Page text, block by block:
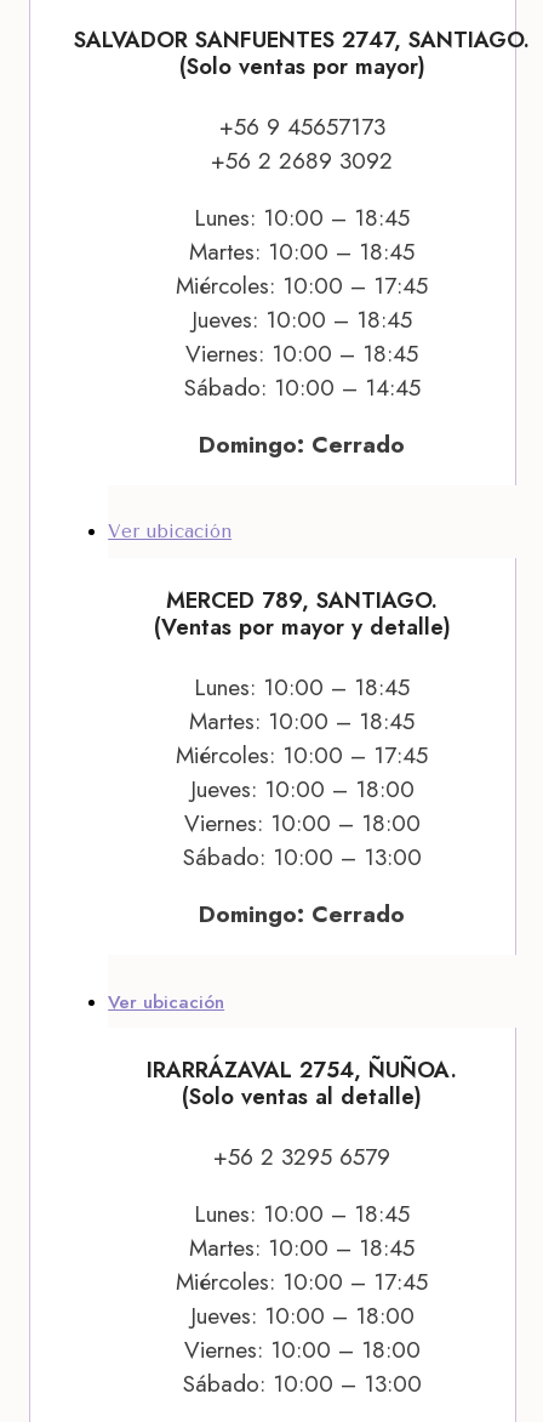
SALVADOR SANFUENTES 2747, SANTIAGO.
(Solo ventas por mayor)
+56 9 45657173
+56 2 2689 3092
Lunes: 10:00 – 18:45
Martes: 10:00 – 18:45
Miércoles: 10:00 – 17:45
Jueves: 10:00 – 18:45
Viernes: 10:00 – 18:45
Sábado: 10:00 – 14:45
Domingo: Cerrado
Ver ubicación
MERCED 789, SANTIAGO.
(Ventas por mayor y detalle)
Lunes: 10:00 – 18:45
Martes: 10:00 – 18:45
Miércoles: 10:00 – 17:45
Jueves: 10:00 – 18:00
Viernes: 10:00 – 18:00
Sábado: 10:00 – 13:00
Domingo: Cerrado
Ver ubicación
IRARRÁZAVAL 2754, ÑUÑOA.
(Solo ventas al detalle)
+56 2 3295 6579
Lunes: 10:00 – 18:45
Martes: 10:00 – 18:45
Miércoles: 10:00 – 17:45
Jueves: 10:00 – 18:00
Viernes: 10:00 – 18:00
Sábado: 10:00 – 13:00